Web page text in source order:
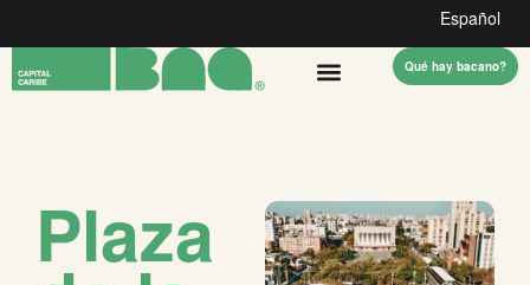
Español
Qué hay bacano?
Plaza